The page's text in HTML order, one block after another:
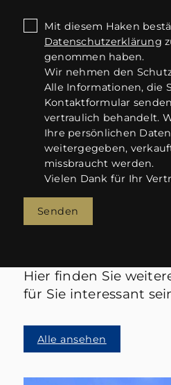
Mit diesem Haken
Datenschutzerklärung
genommen haben.
Wir nehmen den
Alle Informationen, die
Kontaktformular
vertraulich behandelt.
Ihre persönlichen
weitergegeben,
missbraucht werden.
Vielen Dank für Ihr
Senden
Hier finden Sie
für Sie interessant
Alle ansehen